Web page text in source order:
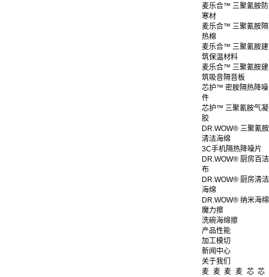
麦乐合™ 三聚氰胺防
寒材
麦乐合™ 三聚氰胺隔
热棉
麦乐合™ 三聚氰胺建
筑保温材料
麦乐合™ 三聚氰胺建
筑吸音隔音板
芯护™ 密胺隔热降噪
件
芯护™ 三聚氰胺气凝
胶
DR.WOW® 三聚氰胺
清洁海绵
3C手机隔热降噪片
DR.WOW® 厨房百洁
布
DR.WOW® 厨房清洁
海绵
DR.WOW® 纳米海绵
魔力擦
洗碗海绵擦
产品性能
加工模切
新闻中心
关于我们
麦 麦 麦 麦 芯 芯